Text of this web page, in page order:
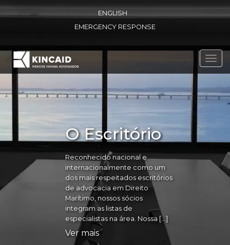
ENGLISH
EMERGENCY RESPONSE
O Escritório
Reconhecido nacional e
internacionalmente como um
dos mais respeitados escritórios
de advocacia em Direito
Marítimo, nossos sócios
integram as listas de
especialistas na área. Nossa […]
Ver mais